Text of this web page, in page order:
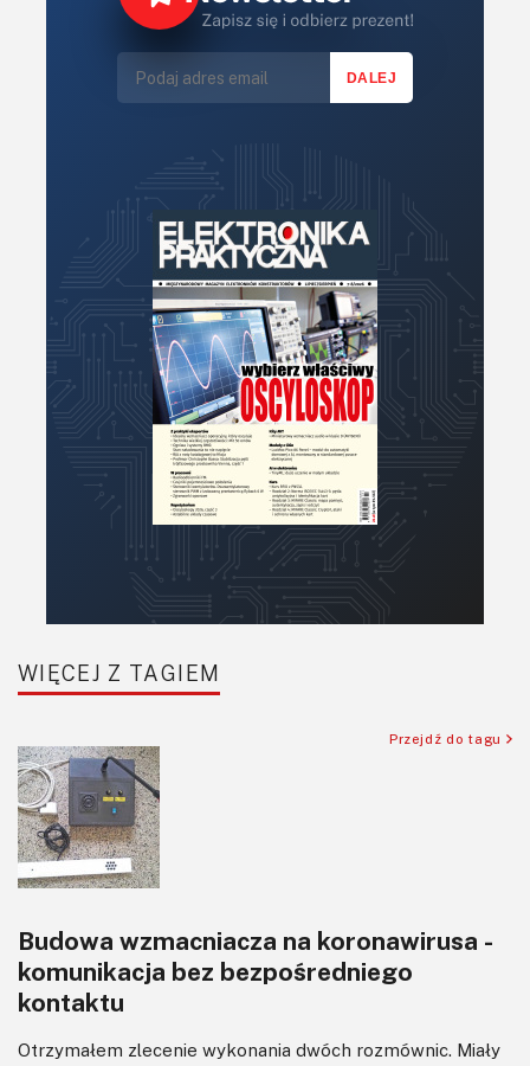
LED/LCD/OLED
Mechatronika
Optoelektronika
PCB/Montaż
Podstawy elektroniki
Podzespoły bierne
Półprzewodniki
Pomiary i testy
Projektowanie
Sensory
Software
Sterowanie
Transformatory
Tranzystory
Wzmacniacze
Zasilanie
WIĘCEJ Z TAGIEM
Przejdź do tagu
Budowa wzmacniacza na koronawirusa -
komunikacja bez bezpośredniego
kontaktu
Otrzymałem zlecenie wykonania dwóch rozmównic. Miały